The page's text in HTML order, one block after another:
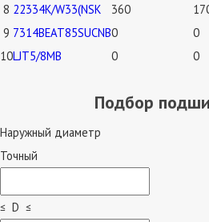
8 22334К/W33(NSK 360
9 7314BEAT85SUCNB0 0
10LJT5/8MB 0 0
Подбор
Наружный диаметр
Точный
≤ D ≤